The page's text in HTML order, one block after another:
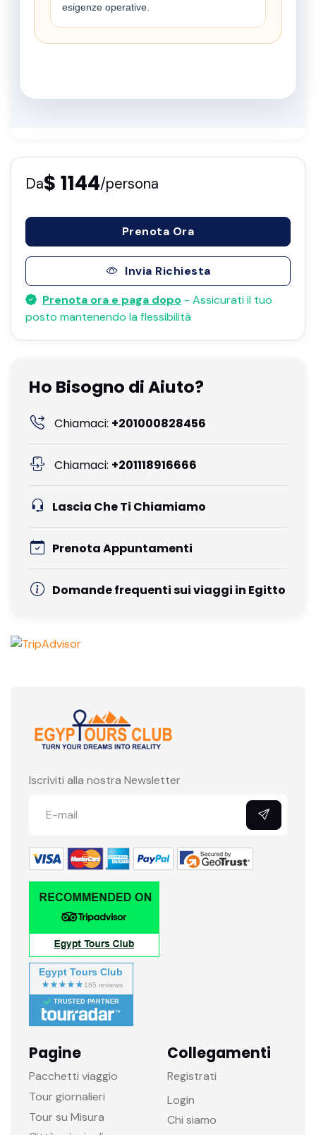
esigenze operative.
Da$ 1144/persona
Prenota Ora
Invia Richiesta
Prenota ora e paga dopo - Assicurati il ​​tuo
posto mantenendo la flessibilità
Ho Bisogno di Aiuto?
Chiamaci: +201000828456
Chiamaci: +201118916666
Lascia Che Ti Chiamiamo
Prenota Appuntamenti
Domande frequenti sui viaggi in Egitto
Iscriviti alla nostra Newsletter
Egypt Tours Club
TRUSTED PARTNER
Pagine
Pacchetti viaggio
Tour giornalieri
Tour su Misura
Collegamenti
Registrati
Login
Chi siamo